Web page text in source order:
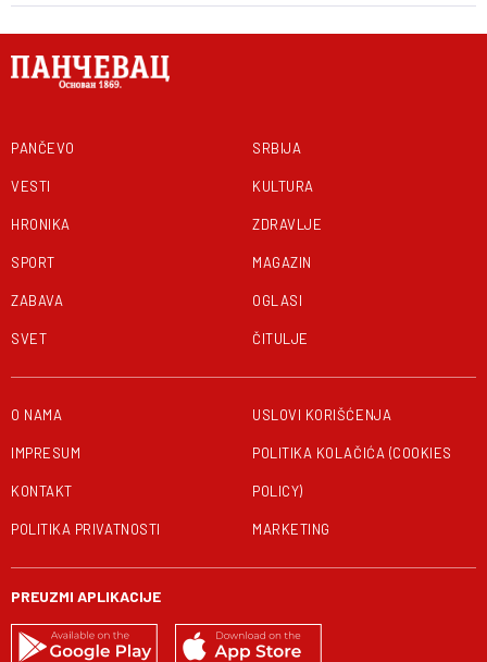
PANČEVO
VESTI
HRONIKA
SPORT
ZABAVA
SVET
SRBIJA
KULTURA
ZDRAVLJE
MAGAZIN
OGLASI
ČITULJE
O NAMA
IMPRESUM
KONTAKT
POLITIKA PRIVATNOSTI
USLOVI KORIŠĆENJA
POLITIKA KOLAČIĆA (COOKIES
POLICY)
MARKETING
PREUZMI APLIKACIJE